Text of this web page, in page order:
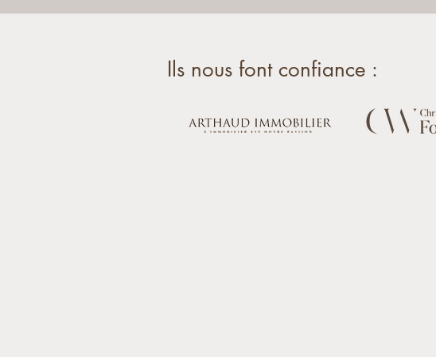
Ils nous font confiance :